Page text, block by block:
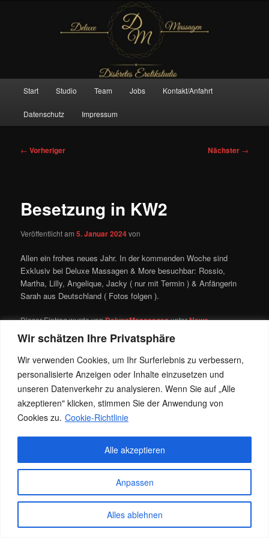
Wir schätzen Ihre Privatsphäre
Wir verwenden Cookies, um Ihr Surferlebnis zu verbessern,
personalisierte Anzeigen oder Inhalte einzusetzen und
unseren Datenverkehr zu analysieren. Wenn Sie auf „Alle
akzeptieren" klicken, stimmen Sie der Anwendung von
Cookies zu. Cookie-Richtlinie
Anpassen
Alles ablehnen
Alle akzeptieren
Deluxe Massagen And More
Start Studio Team Jobs Kontakt/Anfahrt
Datenschutz Impressum
Beitragsnavigation
← Vorheriger Nächster →
Besetzung in KW2
Veröffentlicht am5. Januar 2024von
Allen ein frohes neues Jahr. In der kommenden Woche sind
Exklusiv bei Deluxe Massagen & More besuchbar: Rossio,
Martha, Lilly, Angelique, Jacky ( nur mit Termin ) & Anfängerin
Sarah aus Deutschland ( Fotos folgen ).
Dieser Eintrag wurde vonDeluxeMasssagenunterNews
Datenschutz Stolz präsentiert von WordPress